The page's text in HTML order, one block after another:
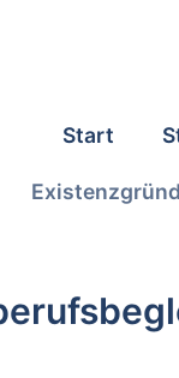
Start